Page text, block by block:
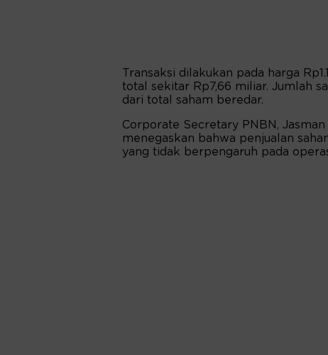
Transaksi dilakukan pada harga
total sekitar Rp7,66 miliar. Jumlah
dari total saham beredar.
Corporate Secretary PNBN,
menegaskan bahwa penjualan
yang tidak berpengaruh pada